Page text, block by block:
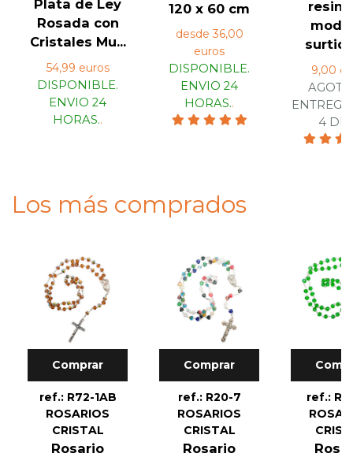
Plata de Ley
Rosada con
Cristales Mu...
54,99 euros
DISPONIBLE.
ENVIO 24
HORAS..
120 x 60 cm
desde 36,00
euros
DISPONIBLE.
ENVIO 24
HORAS..
9,00
4
Los más comprados
Comprar
ref.: R72-1AB
ROSARIOS
CRISTAL
Rosario
Comprar
ref.: R20-7
ROSARIOS
CRISTAL
Rosario
ref.: